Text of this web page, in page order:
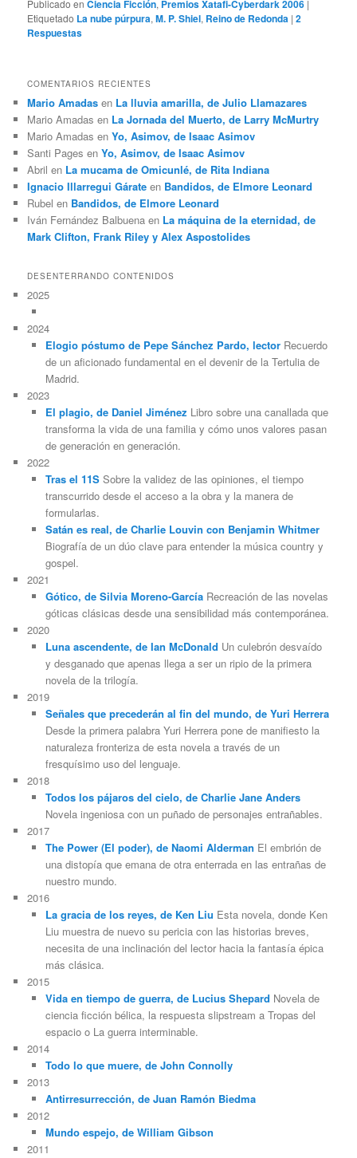
Publicado en Ciencia Ficción, Premios Xatafi-Cyberdark 2006 |
Etiquetado La nube púrpura,M. P. Shiel, Reino de Redonda |2
Respuestas
COMENTARIOS RECIENTES
Mario Amadas en La lluvia amarilla, de Julio Llamazares
Mario Amadas en La Jornada del Muerto, de Larry McMurtry
Mario Amadas enYo, Asimov, de Isaac Asimov
Santi Pages enYo, Asimov, de Isaac Asimov
Abril en La mucama de Omicunlé, de Rita Indiana
Ignacio Illarregui Gárate en Bandidos, de Elmore Leonard
Rubel en Bandidos, de Elmore Leonard
Iván Fernández Balbuena en La máquina de la eternidad, de
Mark Clifton, Frank Riley y Alex Aspostolides
DESENTERRANDO CONTENIDOS
2025
2024
Elogio póstumo de Pepe Sánchez Pardo, lectorRecuerdo
de un aficionado fundamental en el devenir de la Tertulia de
Madrid.
2023
El plagio, de Daniel Jiménez Libro sobre una canallada que
transforma la vida de una familia y cómo unos valores pasan
de generación en generación.
2022
Tras el 11SSobre la validez de las opiniones, el tiempo
transcurrido desde el acceso a la obra y la manera de
formularlas.
Satán es real, de Charlie Louvin con Benjamin Whitmer
Biografía de un dúo clave para entender la música country y
gospel.
2021
Gótico, de Silvia Moreno-GarcíaRecreación de las novelas
góticas clásicas desde una sensibilidad más contemporánea.
2020
Luna ascendente, de Ian McDonald Un culebrón desvaído
y desganado que apenas llega a ser un ripio de la primera
novela de la trilogía.
2019
Señales que precederán al fin del mundo, de Yuri Herrera
Desde la primera palabra Yuri Herrera pone de manifiesto la
naturaleza fronteriza de esta novela a través de un
fresquísimo uso del lenguaje.
2018
Todos los pájaros del cielo, de Charlie Jane Anders
Novela ingeniosa con un puñado de personajes entrañables.
2017
The Power (El poder), de Naomi Alderman El embrión de
una distopía que emana de otra enterrada en las entrañas de
nuestro mundo.
2016
La gracia de los reyes, de Ken Liu Esta novela, donde Ken
Liu muestra de nuevo su pericia con las historias breves,
necesita de una inclinación del lector hacia la fantasía épica
más clásica.
2015
Vida en tiempo de guerra, de Lucius Shepard Novela de
ciencia ficción bélica, la respuesta slipstream a Tropas del
espacio o La guerra interminable.
2014
Todo lo que muere, de John Connolly
2013
Antirresurrección, de Juan Ramón Biedma
2012
Mundo espejo, de William Gibson
2011